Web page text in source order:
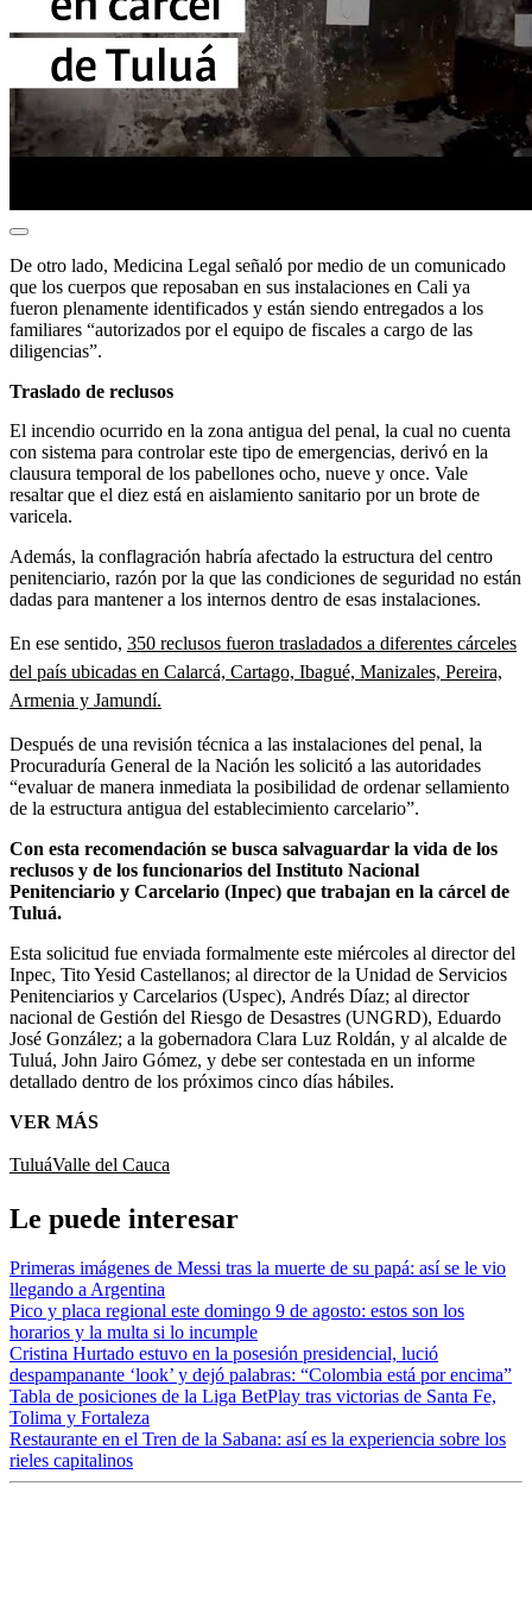
De otro lado, Medicina Legal señaló por medio de un comunicado
que los cuerpos que reposaban en sus instalaciones en Cali ya
fueron plenamente identificados y están siendo entregados a los
familiares “autorizados por el equipo de fiscales a cargo de las
diligencias”.
Traslado de reclusos
El incendio ocurrido en la zona antigua del penal, la cual no cuenta
con sistema para controlar este tipo de emergencias, derivó en la
clausura temporal de los pabellones ocho, nueve y once. Vale
resaltar que el diez está en aislamiento sanitario por un brote de
varicela.
Además, la conflagración habría afectado la estructura del centro
penitenciario, razón por la que las condiciones de seguridad no están
dadas para mantener a los internos dentro de esas instalaciones.
En ese sentido, 350 reclusos fueron trasladados a diferentes cárceles
del país ubicadas en Calarcá, Cartago, Ibagué, Manizales, Pereira,
Armenia y Jamundí.
Después de una revisión técnica a las instalaciones del penal, la
Procuraduría General de la Nación les solicitó a las autoridades
“evaluar de manera inmediata la posibilidad de ordenar sellamiento
de la estructura antigua del establecimiento carcelario”.
Con esta recomendación se busca salvaguardar la vida de los
reclusos y de los funcionarios del Instituto Nacional
Penitenciario y Carcelario (Inpec) que trabajan en la cárcel de
Tuluá.
Esta solicitud fue enviada formalmente este miércoles al director del
Inpec, Tito Yesid Castellanos; al director de la Unidad de Servicios
Penitenciarios y Carcelarios (Uspec), Andrés Díaz; al director
nacional de Gestión del Riesgo de Desastres (UNGRD), Eduardo
José González; a la gobernadora Clara Luz Roldán, y al alcalde de
Tuluá, John Jairo Gómez, y debe ser contestada en un informe
detallado dentro de los próximos cinco días hábiles.
VER MÁS
TuluáValle del Cauca
Le puede interesar
Primeras imágenes de Messi tras la muerte de su papá: así se le vio
llegando a Argentina
Pico y placa regional este domingo 9 de agosto: estos son los
horarios y la multa si lo incumple
Cristina Hurtado estuvo en la posesión presidencial, lució
despampanante ‘look’ y dejó palabras: “Colombia está por encima”
Tabla de posiciones de la Liga BetPlay tras victorias de Santa Fe,
Tolima y Fortaleza
Restaurante en el Tren de la Sabana: así es la experiencia sobre los
rieles capitalinos